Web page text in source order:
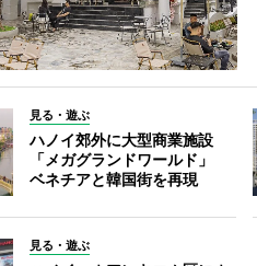
見る・遊ぶ
ハノイ郊外に大型商業施設
「メガグランドワールド」
ベネチアと韓国街を再現
見る・遊ぶ